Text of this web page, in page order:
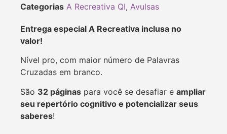
Categorias A Recreativa QI, Avulsas
Entrega especial A Recreativa inclusa no
valor!
Nível pro, com maior número de Palavras
Cruzadas em branco.
São 32 páginas para você se desafiar e ampliar
seu repertório cognitivo e potencializar seus
saberes!